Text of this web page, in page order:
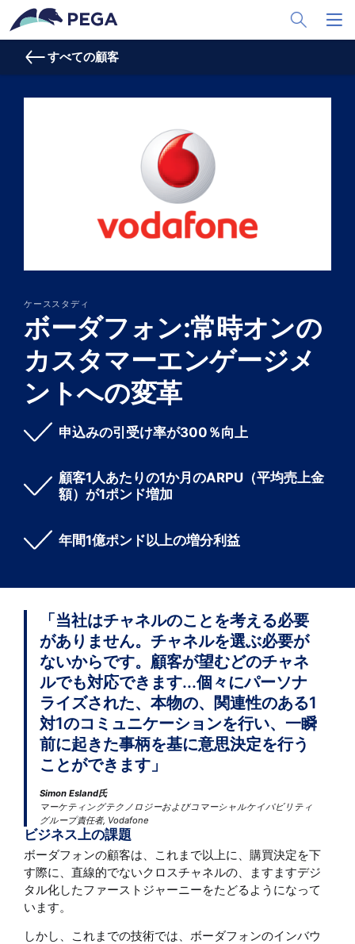
メインコンテンツに飛ぶ
Toggle
すべての顧客
ケーススタディ
ボーダフォン:常時オンの
カスタマーエンゲージメ
ントへの変革
申込みの引受け率が300％向上
顧客1人あたりの1か月のARPU（平均売上金
額）が1ポンド増加
年間1億ポンド以上の増分利益
「当社はチャネルのことを考える必要
がありません。チャネルを選ぶ必要が
ないからです。顧客が望むどのチャネ
ルでも対応できます...個々にパーソナ
ライズされた、本物の、関連性のある1
対1のコミュニケーションを行い、一瞬
前に起きた事柄を基に意思決定を行う
ことができます」
Simon Esland氏
マーケティングテクノロジーおよびコマーシャルケイパビリティ
グループ責任者, Vodafone
ビジネス上の課題
ボーダフォンの顧客は、これまで以上に、購買決定を下
す際に、直線的でないクロスチャネルの、ますますデジ
タル化したファーストジャーニーをたどるようになって
います。
しかし、これまでの技術では、ボーダフォンのインバウ